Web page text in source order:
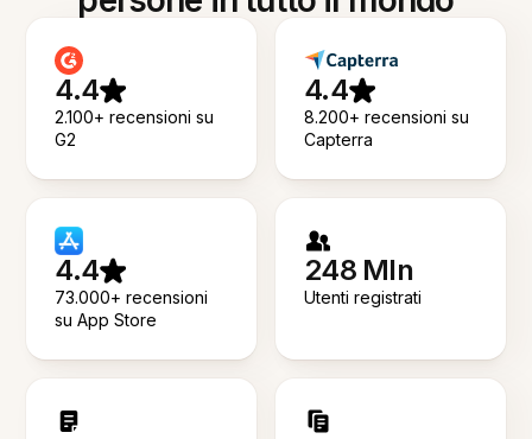
4.4
2.100+ recensioni su
G2
4.4
8.200+ recensioni su
Capterra
4.4
73.000+ recensioni
su App Store
248 Mln
Utenti registrati